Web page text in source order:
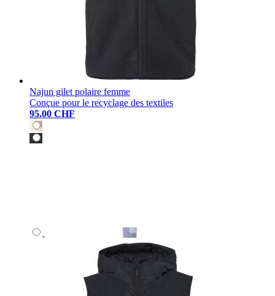
Najun gilet polaire femme
Conçue pour le recyclage des textiles
95.00 CHF